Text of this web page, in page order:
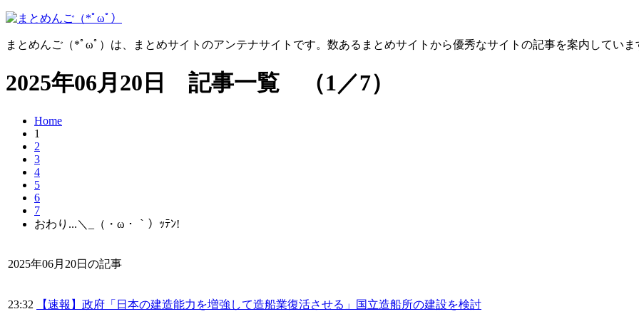
まとめんご（*ﾟωﾟ）は、まとめサイトのアンテナサイトです。数あるまとめサイトから優秀なサイトの記事を案内していま
2025年06月20日 記事一覧 （1／7）
Home
1
2
3
4
5
6
7
おわり...＼_（・ω・｀）ｯﾃﾝ!
2025年06月20日の記事
23:32 【速報】政府「日本の建造能力を増強して造船業復活させる」国立造船所の建設を検討